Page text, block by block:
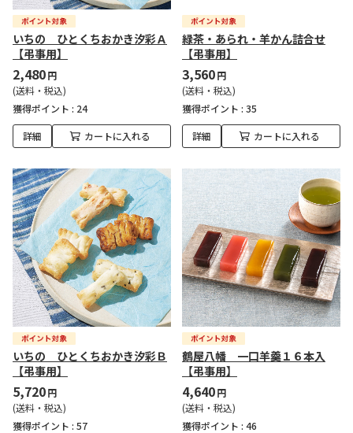
いちの ひとくちおかき汐彩Ａ
【弔事用】
2,480円
(送料・税込)
獲得ポイント : 24
詳細 カートに入れる
緑茶・あられ・羊かん詰合せ
【弔事用】
3,560円
(送料・税込)
獲得ポイント : 35
詳細 カートに入れる
いちの ひとくちおかき汐彩Ｂ
【弔事用】
5,720円
(送料・税込)
獲得ポイント : 57
鶴屋八幡 一口羊羹１６本入
【弔事用】
4,640円
(送料・税込)
獲得ポイント : 46